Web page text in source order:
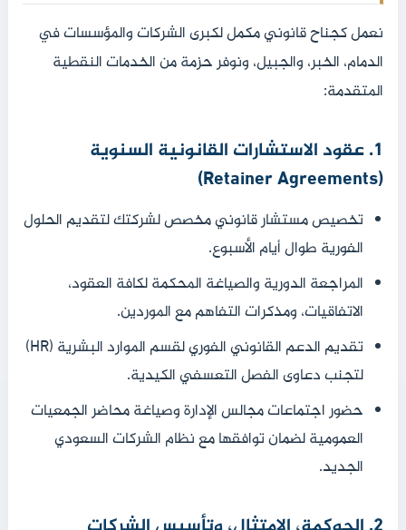
نعمل كجناح قانوني مكمل لكبرى الشركات والمؤسسات في
الدمام، الخبر، والجبيل، ونوفر حزمة من الخدمات النقطية
المتقدمة:
1. عقود الاستشارات القانونية السنوية
(Retainer Agreements)
تخصيص مستشار قانوني مخصص لشركتك لتقديم الحلول
الفورية طوال أيام الأسبوع.
المراجعة الدورية والصياغة المحكمة لكافة العقود،
الاتفاقيات، ومذكرات التفاهم مع الموردين.
تقديم الدعم القانوني الفوري لقسم الموارد البشرية (HR)
لتجنب دعاوى الفصل التعسفي الكيدية.
حضور اجتماعات مجالس الإدارة وصياغة محاضر الجمعيات
العمومية لضمان توافقها مع نظام الشركات السعودي
الجديد.